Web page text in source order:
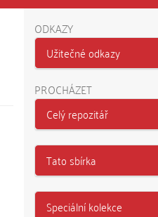
ODKAZY
Užitečné odkazy
PROCHÁZET
Celý repozitář
Tato sbírka
Speciální kolekce